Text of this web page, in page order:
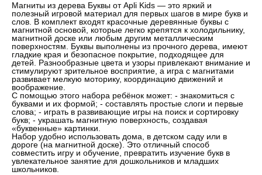
Магниты из дерева Буквы от Apli Kids — это яркий и
полезный игровой материал для первых шагов в мире букв и
слов. В комплект входят красочные деревянные буквы с
магнитной основой, которые легко крепятся к холодильнику,
магнитной доске или любым другим металлическим
поверхностям. Буквы выполнены из прочного дерева, имеют
гладкие края и безопасное покрытие, подходящее для
детей. Разнообразные цвета и узоры привлекают внимание и
стимулируют зрительное восприятие, а игра с магнитами
развивает мелкую моторику, координацию движений и
воображение.
С помощью этого набора ребёнок может: - знакомиться с
буквами и их формой; - составлять простые слоги и первые
слова; - играть в развивающие игры на поиск и сортировку
букв; - украшать магнитную поверхность, создавая
«буквенные» картинки.
Набор удобно использовать дома, в детском саду или в
дороге (на магнитной доске). Это отличный способ
совместить игру и обучение, превратить изучение букв в
увлекательное занятие для дошкольников и младших
школьников.